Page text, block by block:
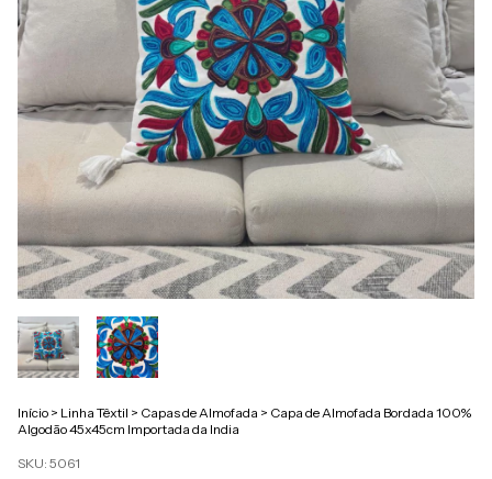
Início > Linha Têxtil > Capas de Almofada > Capa de Almofada Bordada 100%
Algodão 45x45cm Importada da India
SKU: 5061